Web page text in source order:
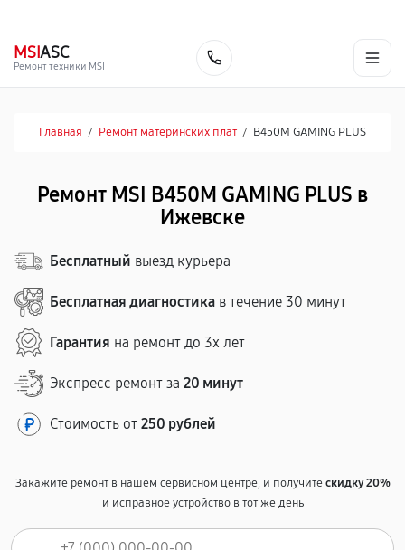
MSIASC
Ремонт техники MSI
Главная / Ремонт материнских плат / B450M GAMING PLUS
Ремонт MSI B450M GAMING PLUS в
Ижевске
Бесплатный выезд курьера
Бесплатная диагностика в течение 30 минут
Гарантия на ремонт до 3х лет
Экспресс ремонт за 20 минут
Стоимость от 250 рублей
Закажите ремонт в нашем сервисном центре, и получитескидку 20%
и исправное устройство в тот же день